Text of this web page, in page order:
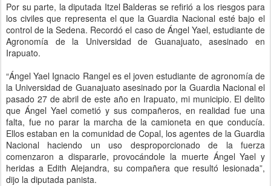
Por su parte, la diputada Itzel Balderas se refirió a los riesgos para
los civiles que representa el que la Guardia Nacional esté bajo el
control de la Sedena. Recordó el caso de Ángel Yael, estudiante de
Agronomía de la Universidad de Guanajuato, asesinado en
Irapuato.
“Ángel Yael Ignacio Rangel es el joven estudiante de agronomía de
la Universidad de Guanajuato asesinado por la Guardia Nacional el
pasado 27 de abril de este año en Irapuato, mi municipio. El delito
que Ángel Yael cometió y sus compañeros, en realidad fue una
falta, fue no parar la marcha de la camioneta en que conducía.
Ellos estaban en la comunidad de Copal, los agentes de la Guardia
Nacional haciendo un uso desproporcionado de la fuerza
comenzaron a dispararle, provocándole la muerte Ángel Yael y
heridas a Edith Alejandra, su compañera que resultó lesionada”,
dijo la diputada panista.